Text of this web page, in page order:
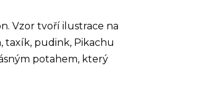
Vzor tvoří ilustrace na
taxík, pudink, Pikachu
potahem, který